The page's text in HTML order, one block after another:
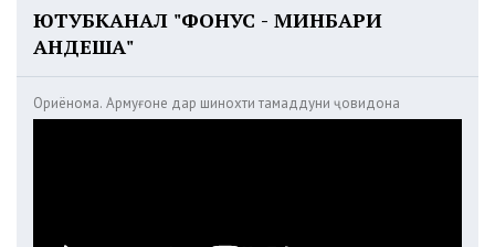
ЮТУБКАНАЛ "ФОНУС - МИНБАРИ
АНДЕША"
Ориёнома. Армуғоне дар шинохти тамаддуни ҷовидона